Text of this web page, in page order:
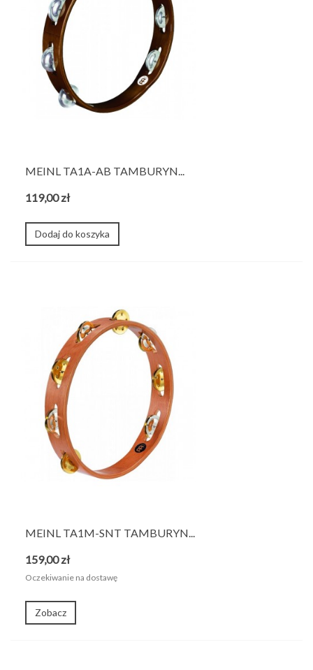
MEINL TA1A-AB TAMBURYN...
119,00 zł
Dodaj do koszyka
MEINL TA1M-SNT TAMBURYN...
159,00 zł
Oczekiwanie na dostawę
Zobacz